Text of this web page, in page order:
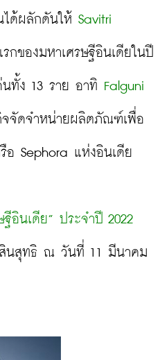
ได้ผลักดันให้ Savitri
กของมหาเศรษฐีอินเดียในปี
นทั้ง 13 ราย อาทิ Falguni
จัดจำหน่ายผลิตภัณฑ์เพื่อ
อ Sephora แห่งอินเดีย
อินเดีย” ประจำปี 2022
สินสุทธิ ณ วันที่ 11 มีนาคม